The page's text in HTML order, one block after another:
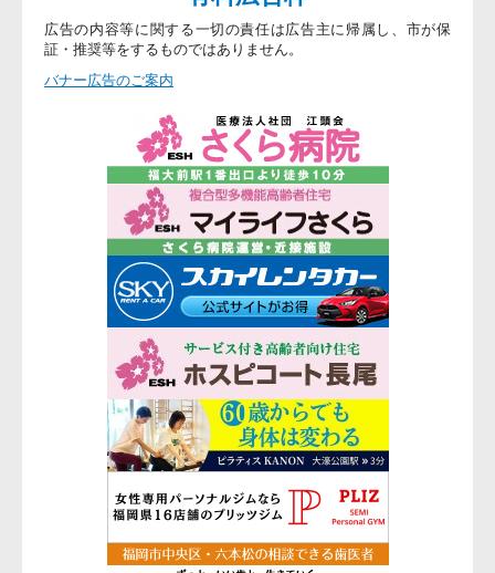
広告の内容等に関する一切の責任は広告主に帰属し、市が保
証・推奨等をするものではありません。
バナー広告のご案内